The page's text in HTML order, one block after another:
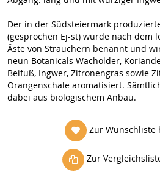
Der in der Südsteiermark
(gesprochen Ej-st) wurde nach dem
Äste von Sträuchern benannt und
neun Botanicals Wacholder,
Beifuß, Ingwer, Zitronengras sowie
Orangenschale aromatisiert.
dabei aus biologischem Anbau.
Zur Wunschliste
Zur